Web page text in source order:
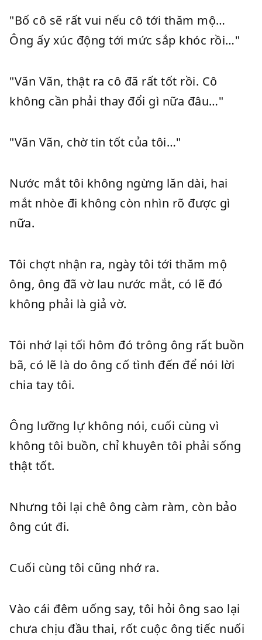
"Bố cô sẽ rất vui nếu cô tới thăm mộ…
Ông ấy xúc động tới mức sắp khóc rồi…"
"Vãn Vãn, thật ra cô đã rất tốt rồi. Cô
không cần phải thay đổi gì nữa đâu…"
"Vãn Vãn, chờ tin tốt của tôi…"
Nước mắt tôi không ngừng lăn dài, hai
mắt nhòe đi không còn nhìn rõ được gì
nữa.
Tôi chợt nhận ra, ngày tôi tới thăm mộ
ông, ông đã vờ lau nước mắt, có lẽ đó
không phải là giả vờ.
Tôi nhớ lại tối hôm đó trông ông rất buồn
bã, có lẽ là do ông cố tình đến để nói lời
chia tay tôi.
Ông lưỡng lự không nói, cuối cùng vì
không tôi buồn, chỉ khuyên tôi phải sống
thật tốt.
Nhưng tôi lại chê ông càm ràm, còn bảo
ông cút đi.
Cuối cùng tôi cũng nhớ ra.
Vào cái đêm uống say, tôi hỏi ông sao lại
chưa chịu đầu thai, rốt cuộc ông tiếc nuối